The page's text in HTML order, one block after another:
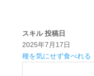
スキル 投稿日
2025年7月17日
種を気にせず食べれる